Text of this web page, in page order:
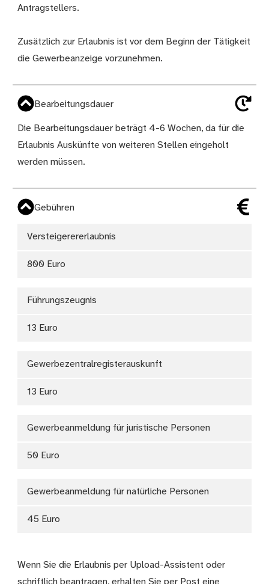
Antragstellers.
Zusätzlich zur Erlaubnis ist vor dem Beginn der Tätigkeit
die Gewerbeanzeige vorzunehmen.
Bearbeitungsdauer
Die Bearbeitungsdauer beträgt 4-6 Wochen, da für die
Erlaubnis Auskünfte von weiteren Stellen eingeholt
werden müssen.
Gebühren
Versteigerererlaubnis
800 Euro
Führungszeugnis
13 Euro
Gewerbezentralregisterauskunft
13 Euro
Gewerbeanmeldung für juristische Personen
50 Euro
Gewerbeanmeldung für natürliche Personen
45 Euro
Wenn Sie die Erlaubnis per Upload-Assistent oder